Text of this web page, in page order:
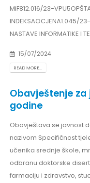
MiF812.016/23-
INDEKSAOCJENA1.045/
NASTAVE INFORMATIKE I
15/07/2024
READ MORE...
Obavještenje za
godine
Obavještava se javnost
nazivom Specifičnost
učenika srednje škole,
odbranu doktorske
farmaciju i zdravstvo,